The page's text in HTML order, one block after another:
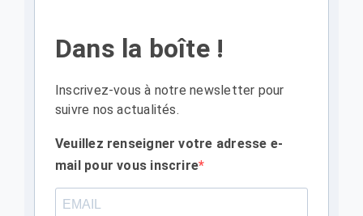
Dans la boîte !
Inscrivez-vous à notre newsletter pour
suivre nos actualités.
Veuillez renseigner votre adresse e-
mail pour vous inscrire